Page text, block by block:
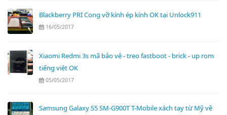
Blackberry PRI Cong vỡ kính ép kính OK tại Unlock911
16/05/2017
Xiaomi Redmi 3s mã bảo vệ - treo fastboot - brick - up rom
tiếng việt OK
05/05/2017
Samsung Galaxy S5 SM-G900T T-Mobile xách tay từ Mỹ về